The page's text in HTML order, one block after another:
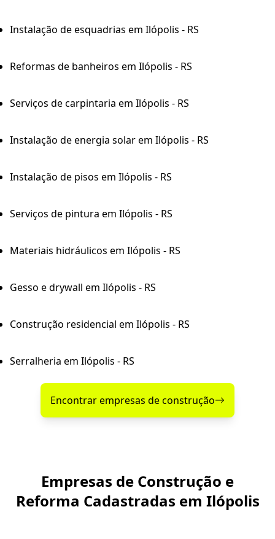
Instalação de esquadrias em Ilópolis - RS
Reformas de banheiros em Ilópolis - RS
Serviços de carpintaria em Ilópolis - RS
Instalação de energia solar em Ilópolis - RS
Instalação de pisos em Ilópolis - RS
Serviços de pintura em Ilópolis - RS
Materiais hidráulicos em Ilópolis - RS
Gesso e drywall em Ilópolis - RS
Construção residencial em Ilópolis - RS
Serralheria em Ilópolis - RS
Encontrar empresas de construção
Empresas de Construção e
Reforma Cadastradas em Ilópolis